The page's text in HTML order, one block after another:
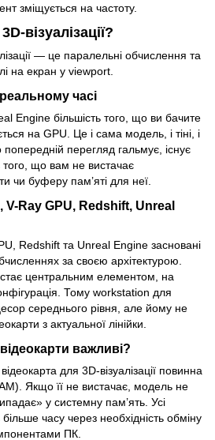
зміщується на частоту.
візуалізації?
— це паралельні обчислення та
на екран у viewport.
часі
Engine більшість того, що ви бачите
на GPU. Це і сама модель, і тіні, і
перегляд гальмує, існує
того, що вам не вистачає
чи буферу пам’яті для неї.
V-Ray GPU, Redshift, Unreal
Redshift та Unreal Engine засновані
за своєю архітектурою.
центральним елементом, на
Тому workstation для
середнього рівня, але йому не
з актуальної лінійки.
важливі?
для 3D-візуалізації повинна
Якщо її не вистачає, модель не
у системну пам’ять. Усі
часу через необхідність обміну
ПК.